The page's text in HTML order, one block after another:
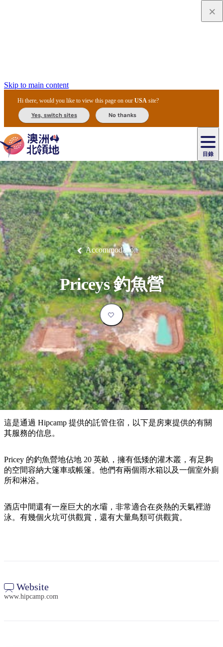
Skip to main content
Hi there, would you like to view this page on ourUSA site?
Yes, switch sites No thanks
目錄
主
目
錄
必
訪
景
點
最
受
歡
迎
目
的
地
內
陸
和
戶
外
按
探
索
達
爾
文
愛
麗
斯
泉
烏
魯
魯
卡
卡
杜
國
家
公
園
李
治
菲
特
國
家
公
園
瓦
塔
卡
國
家
公
園
提
維
群
島
東
阿
納
姆
地
馬
塔
蘭
卡
溫
泉
池
尼
特
米
魯
克
國
家
公
園
卡
魯
卡
魯
/
魔
鬼
大
理
石
保
護
區
馬
古
克
瀑
布
茨
奧
里
查
/
西
麥
克
唐
納
國
家
公
園
必
玩
活
動
體
驗
旅
客
類
型
推
薦
榜
單
住
民
文
化
體
驗
美
食
攻
略
節
慶
與
活
動
戶
外
和
探
險
自
然
和
野
生
動
植
物
歷
史
與
文
物
釣
魚
豪
華
旅
游
露
營
和
豪
華
野
營
自
駕
遊
劃
您
旅
行
規
劃
和
預
訂
實
用
資
訊
劃
工
住
宿
導
覽
團
租
車
和
交
通
工
具
搜
尋:
Accommodation
Priceys 釣魚營
這是通過 Hipcamp 提供的託管住宿，以下是房東提供的有關
其服務的信息。
Pricey 的釣魚營地佔地 20 英畝，擁有低矮的灌木叢，有足夠
的空間容納大篷車或帳篷。他們有兩個雨水箱以及一個室外廁
所和淋浴。
酒店中間還有一座巨大的水壩，非常適合在炎熱的天氣裡游
泳。有幾個火坑可供觀賞，還有大量鳥類可供觀賞。
Website
www.hipcamp.com